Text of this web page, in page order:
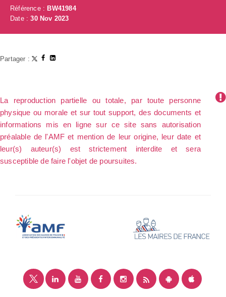
Référence :BW41984
Date :30 Nov 2023
Partager :
La reproduction partielle ou totale, par toute personne
physique ou morale et sur tout support, des documents et
informations mis en ligne sur ce site sans autorisation
préalable de l'AMF et mention de leur origine, leur date et
leur(s) auteur(s) est strictement interdite et sera
susceptible de faire l'objet de poursuites.